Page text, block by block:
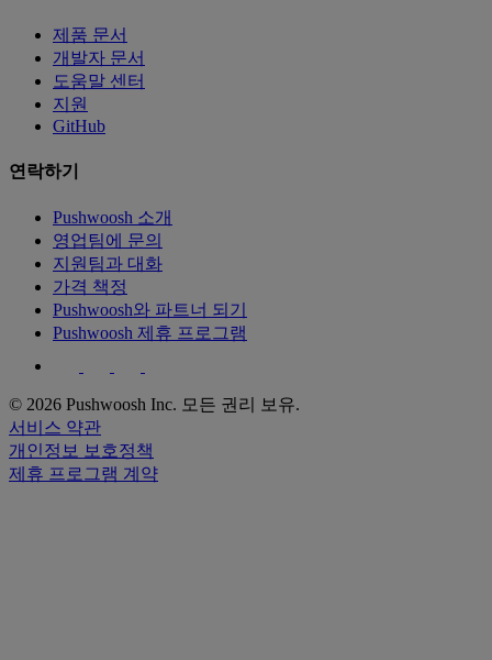
제품 문서
개발자 문서
도움말 센터
지원
GitHub
연락하기
Pushwoosh 소개
영업팀에 문의
지원팀과 대화
가격 책정
Pushwoosh와 파트너 되기
Pushwoosh 제휴 프로그램
© 2026 Pushwoosh Inc. 모든 권리 보유.
서비스 약관
개인정보 보호정책
제휴 프로그램 계약